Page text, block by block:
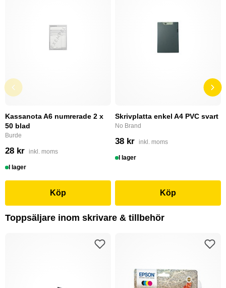
Kassanota A6 numrerade 2 x
50 blad
Burde
28 kr inkl. moms
I lager
Köp
Skrivplatta enkel A4 PVC svart
No Brand
38 kr inkl. moms
I lager
Köp
Toppsäljare inom skrivare & tillbehör